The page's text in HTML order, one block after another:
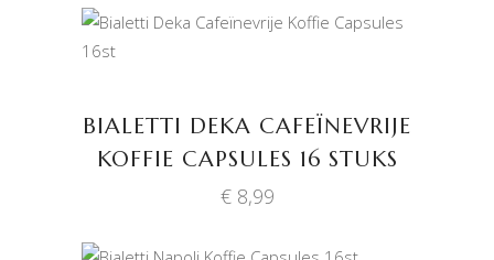
BIALETTI DEKA CAFEÏNEVRIJE
KOFFIE CAPSULES 16 STUKS
€8,99